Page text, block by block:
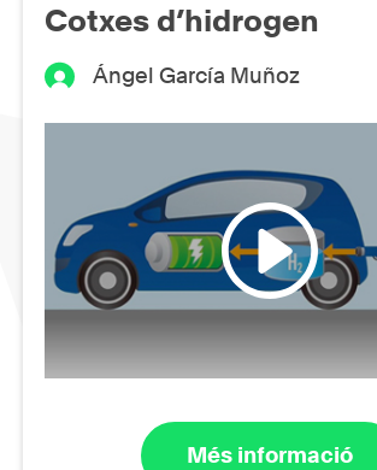
Cotxes d’hidrogen
Ángel García Muñoz
Més informació